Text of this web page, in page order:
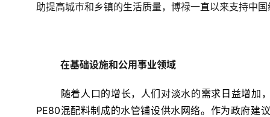
助提高城市和乡镇的生活质量，博禄一直以来支持中
在基础设施和公用事业领域
随着人口的增长，人们对淡水的需求日益增加
PE80混配料制成的水管铺设供水网络。作为政府建